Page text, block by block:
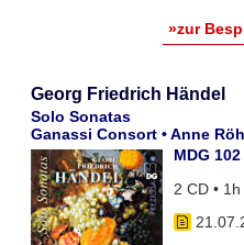
»zur
Georg Friedrich Händel
Solo Sonatas
Ganassi Consort • Anne
MDG
2 CD •